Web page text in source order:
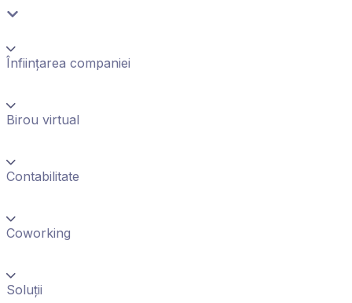
Înființarea companiei
Birou virtual
Contabilitate
Coworking
Soluții